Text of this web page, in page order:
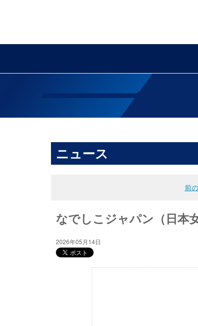
ニュース
前
なでしこジャパン（日本
2026年05月14日